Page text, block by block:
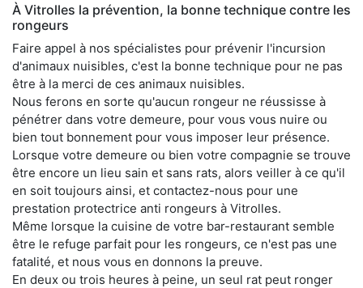
À Vitrolles la prévention, la bonne technique contre les
rongeurs
Faire appel à nos spécialistes pour prévenir l'incursion
d'animaux nuisibles, c'est la bonne technique pour ne pas
être à la merci de ces animaux nuisibles.
Nous ferons en sorte qu'aucun rongeur ne réussisse à
pénétrer dans votre demeure, pour vous vous nuire ou
bien tout bonnement pour vous imposer leur présence.
Lorsque votre demeure ou bien votre compagnie se trouve
être encore un lieu sain et sans rats, alors veiller à ce qu'il
en soit toujours ainsi, et contactez-nous pour une
prestation protectrice anti rongeurs à Vitrolles.
Même lorsque la cuisine de votre bar-restaurant semble
être le refuge parfait pour les rongeurs, ce n'est pas une
fatalité, et nous vous en donnons la preuve.
En deux ou trois heures à peine, un seul rat peut ronger